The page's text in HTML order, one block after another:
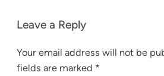
Leave a Reply
Your email address will not be
fields are marked *